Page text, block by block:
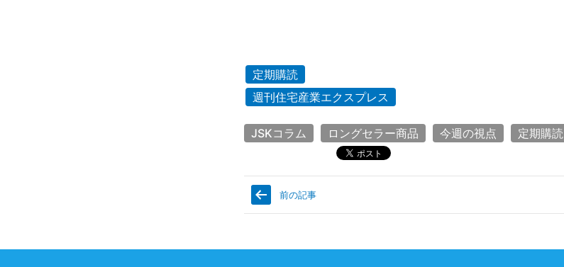
定期購読
週刊住宅産業エクスプレス
JSKコラム ロングセラー商品 今週の視点 定期購読
前の記事